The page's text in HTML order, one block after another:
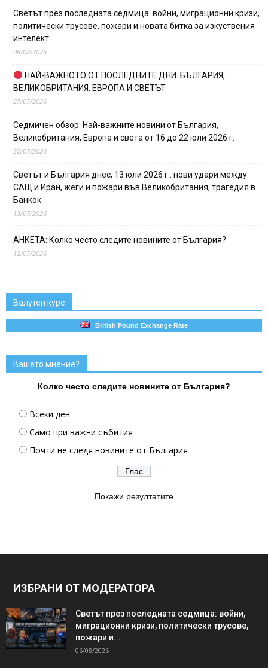
Светът през последната седмица: войни, миграционни кризи,
политически трусове, пожари и новата битка за изкуствения
интелект
06/08/2026
НАЙ-ВАЖНОТО ОТ ПОСЛЕДНИТЕ ДНИ: БЪЛГАРИЯ,
ВЕЛИКОБРИТАНИЯ, ЕВРОПА И СВЕТЪТ
27/07/2026
Седмичен обзор: Най-важните новини от България,
Великобритания, Европа и света от 16 до 22 юли 2026 г.
22/07/2026
Светът и България днес, 13 юли 2026 г.: нови удари между
САЩ и Иран, жеги и пожари във Великобритания, трагедия в
Банкок
13/07/2026
АНКЕТА: Колко често следите новините от България?
12/07/2026
Валутен курс
British Pound Exchange Rate
Вашето мнение?
Колко често следите новините от България?
Всеки ден
Само при важни събития
Почти не следя новините от България
Покажи резултатите
ИЗБРАНИ ОТ МОДЕРАТОРА
Светът през последната седмица: войни,
миграционни кризи, политически трусове,
пожари и...
06/08/2026